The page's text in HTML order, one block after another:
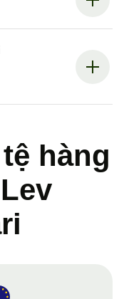
hàng